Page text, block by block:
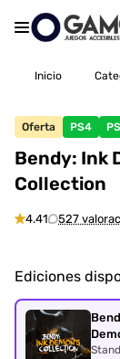
Inicio
Oferta PS4
Bendy: Ink
Collection
4.41 527
Ediciones